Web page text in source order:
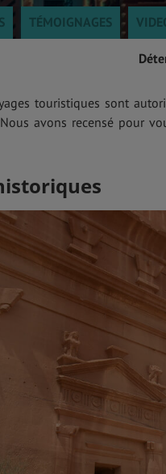
TÉMOIGNAGES
touristiques sont
avons recensé pour